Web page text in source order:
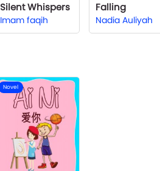
Silent Whispers
Imam faqih
Falling
Nadia Auliyah
Novel